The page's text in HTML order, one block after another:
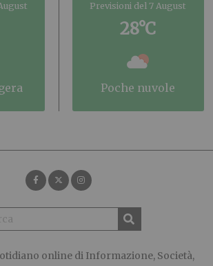
Previsioni del 7 August
28°C
poche nuvole
online di Informazione, Società,